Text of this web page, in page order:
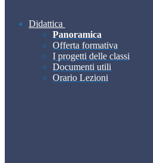
Didattica
Panoramica
Offerta formativa
I progetti delle classi
Documenti utili
Orario Lezioni